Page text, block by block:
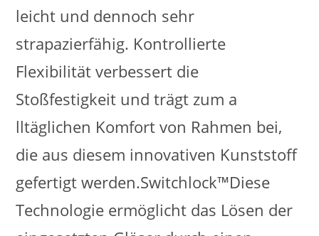
leicht und dennoch sehr
strapazierfähig. Kontrollierte
Flexibilität verbessert die
Stoßfestigkeit und trägt zum a
lltäglichen Komfort von Rahmen bei,
die aus diesem innovativen Kunststoff
gefertigt werden.Switchlock™Diese
Technologie ermöglicht das Lösen der